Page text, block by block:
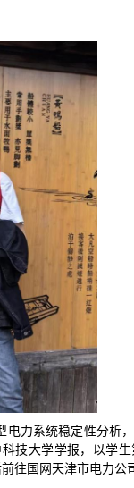
力系统稳定性分析
技大学学报，以学
往 国网天津市电力公